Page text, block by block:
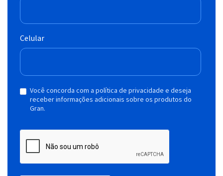
Celular
Você concorda com a política de privacidade e deseja
receber informações adicionais sobre os produtos do
Gran.